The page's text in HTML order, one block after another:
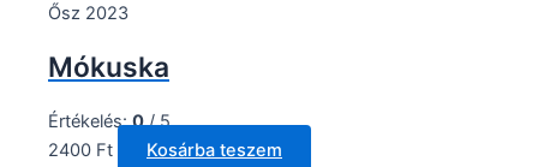
Ősz 2023
Mókuska
Értékelés:0/ 5
2400 Ft Kosárba teszem